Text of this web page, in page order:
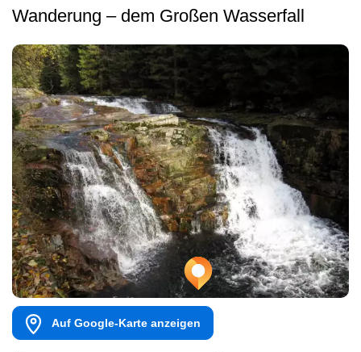
Wanderung – dem Großen Wasserfall
Auf Google-Karte anzeigen